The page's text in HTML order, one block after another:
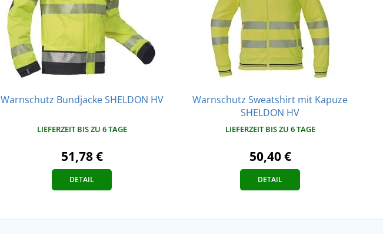
Warnschutz Bundjacke SHELDON HV
LIEFERZEIT BIS ZU 6 TAGE
51,78 €
DETAIL
Warnschutz Sweatshirt mit Kapuze
SHELDON HV
LIEFERZEIT BIS ZU 6 TAGE
50,40 €
DETAIL